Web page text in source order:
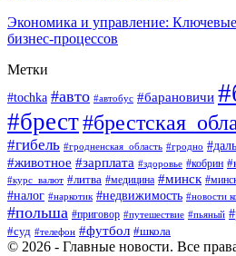
Экономика и управление:
бизнес-процессов
Метки
#tochka #авто #автобус #барановичи
#брест
#гибель #гродненская_область #гродно
#животное #зарплата #здоровье #кобрин
#курс_валют #литва #медицина #минск
#налог #наркотик #недвижимость #новости
#польша #приговор #путешествие #пьяный
#суд #телефон #футбол #школа
© 2026 - Главные новости. Все